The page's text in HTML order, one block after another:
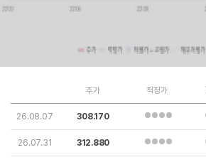
주가 적정가
26.08.07 308.170
26.07.31 312.880